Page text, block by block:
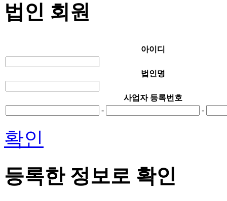
법인 회원
아이디
법인명
사업자 등록번호
-
-
확인
등록한 정보로 확인